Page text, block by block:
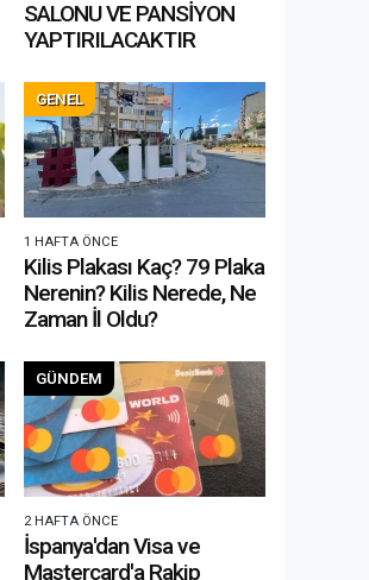
SALONU VE PANSİYON
YAPTIRILACAKTIR
GENEL
1 HAFTA ÖNCE
Kilis Plakası Kaç? 79 Plaka
Nerenin? Kilis Nerede, Ne
Zaman İl Oldu?
GÜNDEM
2 HAFTA ÖNCE
İspanya'dan Visa ve
Mastercard'a Rakip